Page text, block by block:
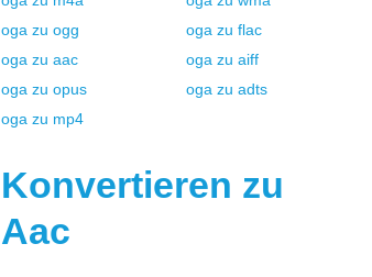
oga zu ogg oga zu flac
oga zu aac oga zu aiff
oga zu opus oga zu adts
oga zu mp4
Konvertieren zu
Aac